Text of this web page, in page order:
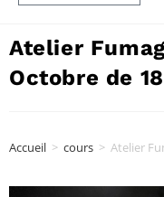
Atelier
Octobre de
Accueil > cours > Atelier